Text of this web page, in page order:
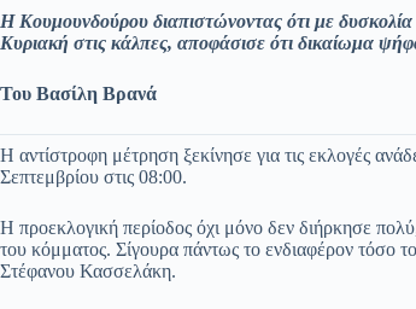
bo
ok
ts
A
gr sa ail ail ρ
εί
H Κουμουνδούρου διαπιστώνοντας ότι με
Κυριακή στις κάλπες, αποφάσισε ότι δικαίωμα
Του Βασίλη Βρανά
Η αντίστροφη μέτρηση ξεκίνησε για τις εκλογές
Σεπτεμβρίου στις 08:00.
Η προεκλογική περίοδος όχι μόνο δεν διήρκησε
του κόμματος. Σίγουρα πάντως το ενδιαφέρον τόσο
Στέφανου Κασσελάκη.